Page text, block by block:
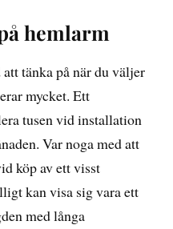
hemlarm
tänka på när du väljer
mycket. Ett
tusen vid installation
Var noga med att
köp av ett visst
kan visa sig vara ett
med långa